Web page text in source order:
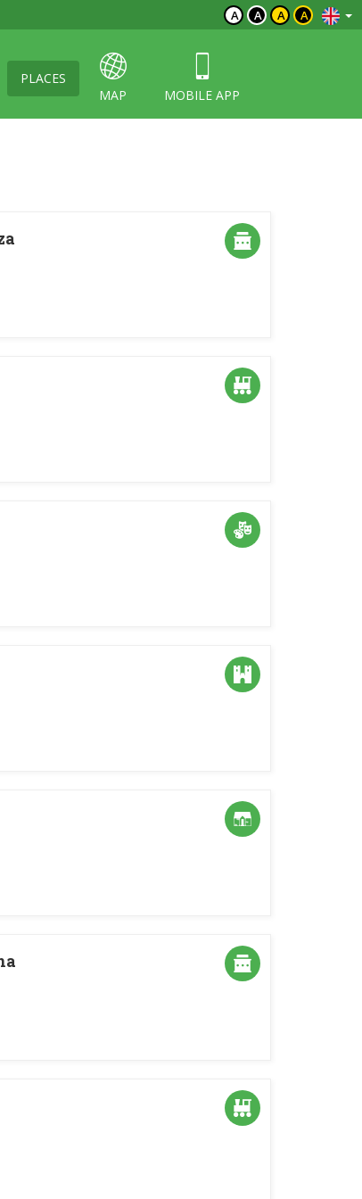
A A A A
PLACES
MAP
MOBILE APP